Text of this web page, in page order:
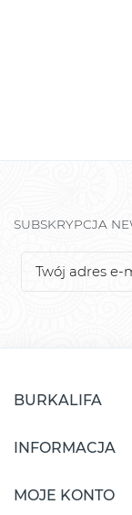
SUBSKRYPCJA
BURKALIFA
INFORMACJA
MOJE KONTO